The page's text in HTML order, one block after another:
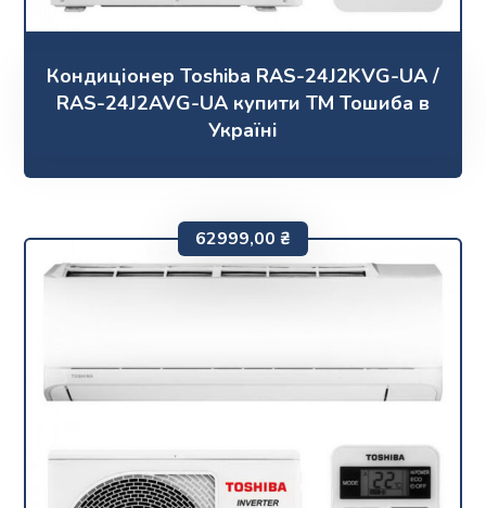
Кондиціонер Toshiba RAS-24J2KVG-UA /
RAS-24J2AVG-UA купити ТМ Тошиба в
Україні
62999,00 ₴